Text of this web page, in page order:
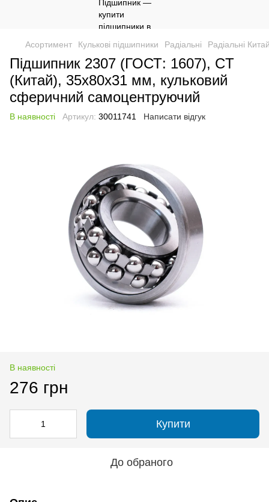
Асортимент Кулькові підшипники Радіальні Радіальні
Підшипник 2307 (ГОСТ: 1607), CT
(Китай), 35х80х31 мм, кульковий
сферичний самоцентруючий
В наявності Артикул: 30011741 Написати відгук
В наявності
276 грн
Купити
До обраного